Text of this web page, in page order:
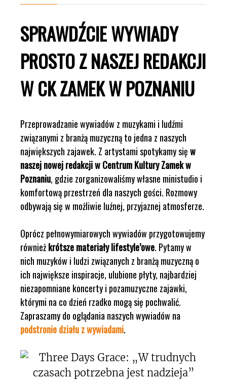
SPRAWDŹCIE WYWIADY
PROSTO Z NASZEJ REDAKCJI
W CK ZAMEK W POZNANIU
Przeprowadzanie wywiadów z muzykami i ludźmi
związanymi z branżą muzyczną to jedna z naszych
największych zajawek. Z artystami spotykamy sięw
naszej nowej redakcji w Centrum Kultury Zamek w
Poznaniu, gdzie zorganizowaliśmy własne ministudio i
komfortową przestrzeń dla naszych gości. Rozmowy
odbywają się w możliwie luźnej, przyjaznej atmosferze.
Oprócz pełnowymiarowych wywiadów przygotowujemy
równieżkrótsze materiały lifestyle’owe. Pytamy w
nich muzyków i ludzi związanych z branżą muzyczną o
ich największe inspiracje, ulubione płyty, najbardziej
niezapomniane koncerty i pozamuzyczne zajawki,
którymi na co dzień rzadko mogą się pochwalić.
Zapraszamy do oglądania naszych wywiadów na
podstronie działu z wywiadami.